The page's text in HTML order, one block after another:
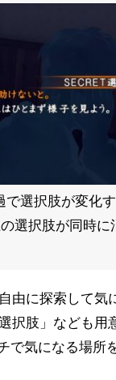
で選択肢が変化
選択肢が同時に
由に探索して気
択肢」なども用
で気になる場所